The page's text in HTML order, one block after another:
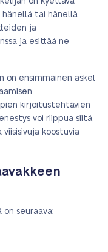
tai hänellä
ja
ja esittää ne
on ensimmäinen askel
kirjoitustehtävien
voi riippua siitä,
viisisivuja koostuvia
on seuraava: